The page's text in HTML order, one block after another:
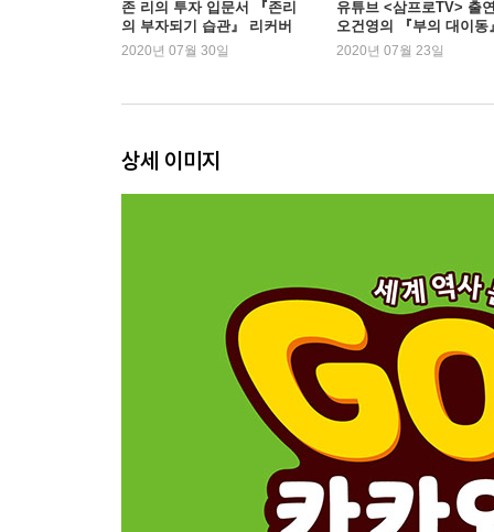
브라질 국민들의 축구 사랑
존 리의 투자 입문서 『존리
의 부자되기 습관』 리커버
한정판 1위
2020년 07월 30일
유튜브 <삼프로TV> 출
오건영의 『부의 대이동
새로운 1위
2020년 07월 23일
상세 이미지